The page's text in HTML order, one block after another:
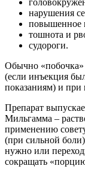
нарушения
повышенное
тошнота и
судороги.
Обычно «побочка»
(если инъекция
показаниям) и
Препарат
Мильгамма –
применению
(при сильной
нужно или
сокращать